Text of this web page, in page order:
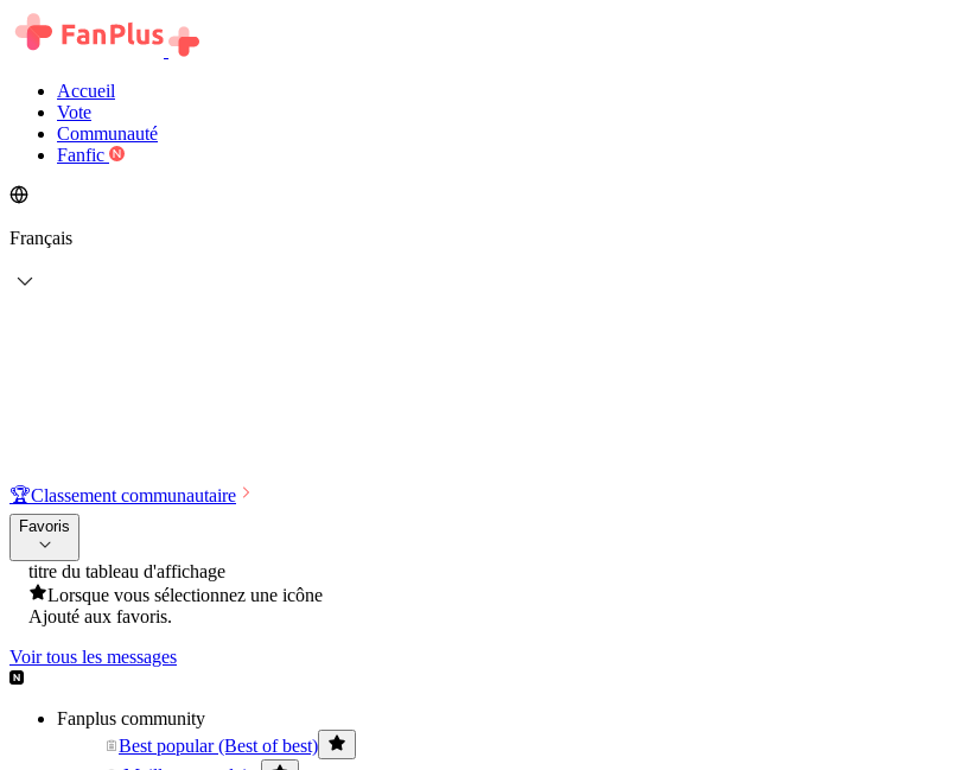
Accueil
Vote
Communauté
Fanfic
Français
🏆Classement communautaire
Favoris
titre du tableau d'affichage
Lorsque vous sélectionnez une icône
Ajouté aux favoris.
Voir tous les messages
Fanplus community
Best popular (Best of best)